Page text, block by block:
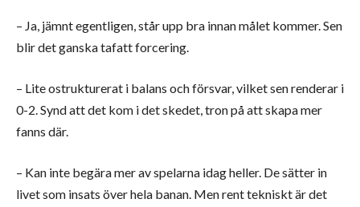
– Ja, jämnt egentligen, står upp bra innan målet kommer. Sen
blir det ganska tafatt forcering.
– Lite ostrukturerat i balans och försvar, vilket sen renderar i
0-2. Synd att det kom i det skedet, tron på att skapa mer
fanns där.
– Kan inte begära mer av spelarna idag heller. De sätter in
livet som insats över hela banan. Men rent tekniskt är det